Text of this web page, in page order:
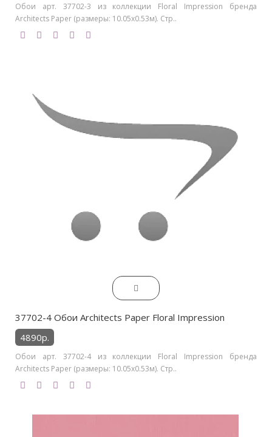
Обои арт. 37702-3 из коллекции Floral Impression бренда
Architects Paper (размеры: 10.05х0.53м). Стр..
37702-4 Обои Architects Paper Floral Impression
4890р.
Обои арт. 37702-4 из коллекции Floral Impression бренда
Architects Paper (размеры: 10.05х0.53м). Стр..